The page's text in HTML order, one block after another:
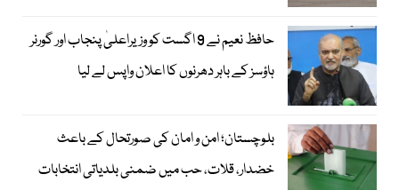
حافظ نعیم نے 9 اگست کو وزیراعلیٰ پنجاب اور گورنر
ہاؤسز کے باہر دھرنوں کا اعلان واپس لے لیا
بلوچستان؛ امن و امان کی صورتحال کے باعث
خضدار، قلات، حب میں ضمنی بلدیاتی انتخابات